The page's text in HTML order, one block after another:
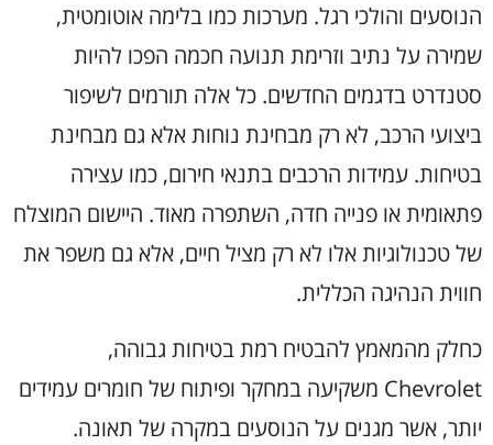
הנוסעים והולכי רגל. מערכות כמו בלימה אוטומטית,
שמירה על נתיב וזרימת תנועה חכמה הפכו להיות
סטנדרט בדגמים החדשים. כל אלה תורמים לשיפור
ביצועי הרכב, לא רק מבחינת נוחות אלא גם מבחינת
בטיחות. עמידות הרכבים בתנאי חירום, כמו עצירה
פתאומית או פנייה חדה, השתפרה מאוד. היישום המוצלח
של טכנולוגיות אלו לא רק מציל חיים, אלא גם משפר את
חווית הנהיגה הכללית.
כחלק מהמאמץ להבטיח רמת בטיחות גבוהה,
Chevrolet משקיעה במחקר ופיתוח של חומרים עמידים
יותר, אשר מגנים על הנוסעים במקרה של תאונה.